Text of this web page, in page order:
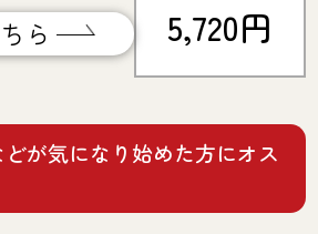
ら 5,720円
が気になり始めた方にオス